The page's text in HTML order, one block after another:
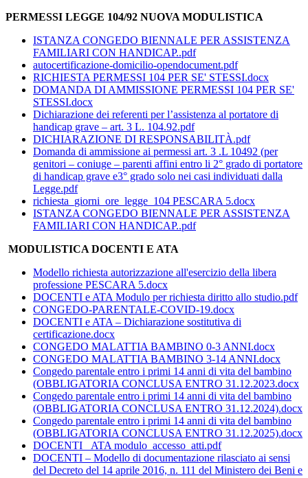
PERMESSI LEGGE 104/92 NUOVA MODULISTICA
ISTANZA CONGEDO BIENNALE PER ASSISTENZA
FAMILIARI CON HANDICAP..pdf
autocertificazione-domicilio-opendocument.pdf
RICHIESTA PERMESSI 104 PER SE' STESSI.docx
DOMANDA DI AMMISSIONE PERMESSI 104 PER SE'
STESSI.docx
Dichiarazione dei referenti per l’assistenza al portatore di
handicap grave – art. 3 L. 104.92.pdf
DICHIARAZIONE DI RESPONSABILITÀ.pdf
Domanda di ammissione ai permessi art. 3 .L 10492 (per
genitori – coniuge – parenti affini entro li 2° grado di portatore
di handicap grave e3° grado solo nei casi individuati dalla
Legge.pdf
richiesta_giorni_ore_legge_104 PESCARA 5.docx
ISTANZA CONGEDO BIENNALE PER ASSISTENZA
FAMILIARI CON HANDICAP..pdf
MODULISTICA DOCENTI E ATA
Modello richiesta autorizzazione all'esercizio della libera
professione PESCARA 5.docx
DOCENTI e ATA Modulo per richiesta diritto allo studio.pdf
CONGEDO-PARENTALE-COVID-19.docx
DOCENTI e ATA – Dichiarazione sostitutiva di
certificazione.docx
CONGEDO MALATTIA BAMBINO 0-3 ANNI.docx
CONGEDO MALATTIA BAMBINO 3-14 ANNI.docx
Congedo parentale entro i primi 14 anni di vita del bambino
(OBBLIGATORIA CONCLUSA ENTRO 31.12.2023.docx
Congedo parentale entro i primi 14 anni di vita del bambino
(OBBLIGATORIA CONCLUSA ENTRO 31.12.2024).docx
Congedo parentale entro i primi 14 anni di vita del bambino
(OBBLIGATORIA CONCLUSA ENTRO 31.12.2025).docx
DOCENTI _ATA modulo_accesso_atti.pdf
DOCENTI – Modello di documentazione rilasciato ai sensi
del Decreto del 14 aprile 2016, n. 111 del Ministero dei Beni e